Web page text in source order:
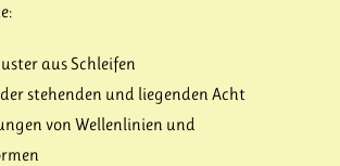
aus Schleifen
stehenden und liegenden Acht
von Wellenlinien und